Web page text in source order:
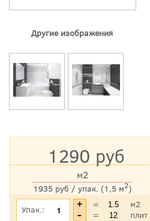
Другие изображения
1290 руб
1935 руб / упак. (1,5 м2)
м2
*Цена указана с учетом НДС
Упак.: =
м2
=
плит